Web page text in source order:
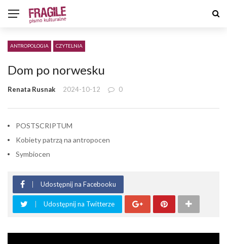
ANTROPOLOGIA CZYTELNIA
Dom po norwesku
Renata Rusnak 2024-10-12 0
POSTSCRIPTUM
Kobiety patrzą na antropocen
Symbiocen
Udostępnij na Facebooku
Udostępnij na Twitterze